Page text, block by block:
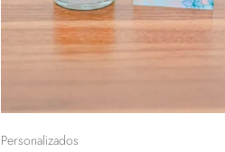
Personalizados